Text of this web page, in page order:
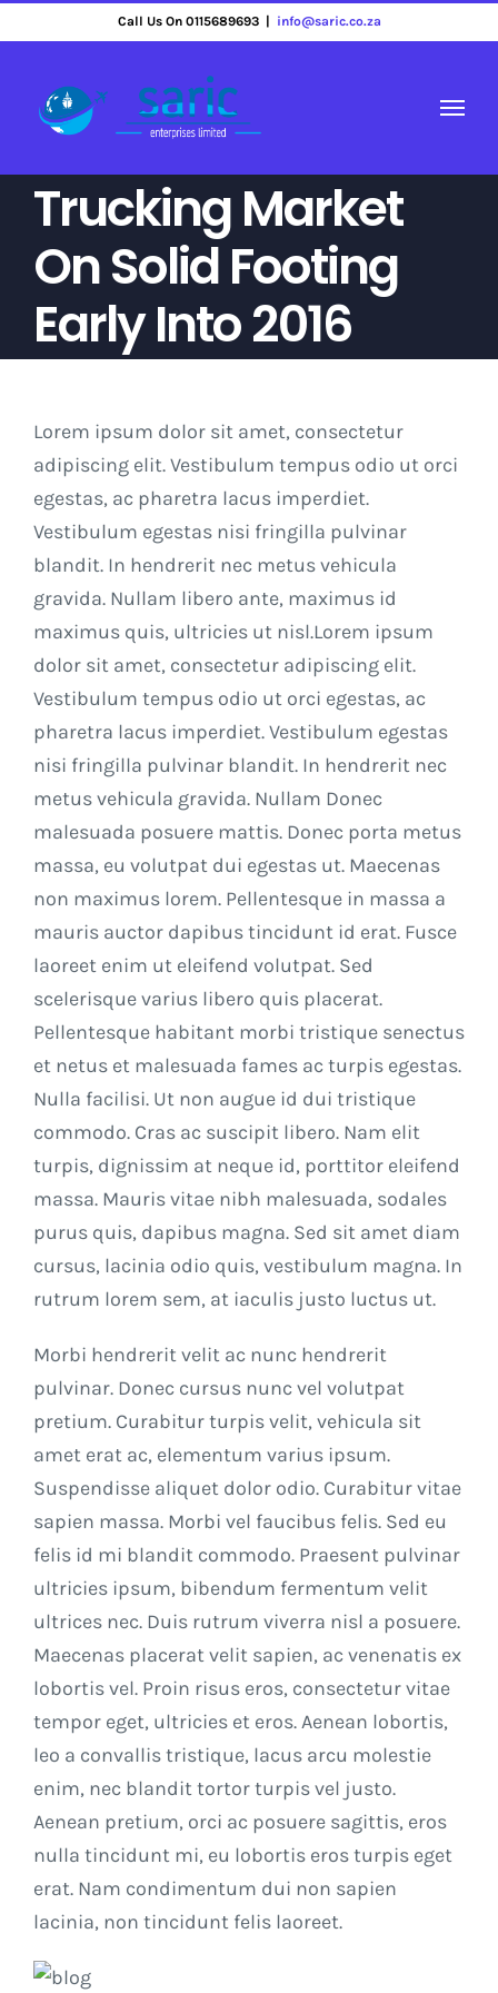
to
content
Call Us On 0115689693 info@saric.co.za
Trucking Market
On Solid Footing
Early Into 2016
Lorem ipsum dolor sit amet, consectetur
adipiscing elit. Vestibulum tempus odio ut orci
egestas, ac pharetra lacus imperdiet.
Vestibulum egestas nisi fringilla pulvinar
blandit. In hendrerit nec metus vehicula
gravida. Nullam libero ante, maximus id
maximus quis, ultricies ut nisl.Lorem ipsum
dolor sit amet, consectetur adipiscing elit.
Vestibulum tempus odio ut orci egestas, ac
pharetra lacus imperdiet. Vestibulum egestas
nisi fringilla pulvinar blandit. In hendrerit nec
metus vehicula gravida. Nullam Donec
malesuada posuere mattis. Donec porta metus
massa, eu volutpat dui egestas ut. Maecenas
non maximus lorem. Pellentesque in massa a
mauris auctor dapibus tincidunt id erat. Fusce
laoreet enim ut eleifend volutpat. Sed
scelerisque varius libero quis placerat.
Pellentesque habitant morbi tristique senectus
et netus et malesuada fames ac turpis egestas.
Nulla facilisi. Ut non augue id dui tristique
commodo. Cras ac suscipit libero. Nam elit
turpis, dignissim at neque id, porttitor eleifend
massa. Mauris vitae nibh malesuada, sodales
purus quis, dapibus magna. Sed sit amet diam
cursus, lacinia odio quis, vestibulum magna. In
rutrum lorem sem, at iaculis justo luctus ut.
Morbi hendrerit velit ac nunc hendrerit
pulvinar. Donec cursus nunc vel volutpat
pretium. Curabitur turpis velit, vehicula sit
amet erat ac, elementum varius ipsum.
Suspendisse aliquet dolor odio. Curabitur vitae
sapien massa. Morbi vel faucibus felis. Sed eu
felis id mi blandit commodo. Praesent pulvinar
ultricies ipsum, bibendum fermentum velit
ultrices nec. Duis rutrum viverra nisl a posuere.
Maecenas placerat velit sapien, ac venenatis ex
lobortis vel. Proin risus eros, consectetur vitae
tempor eget, ultricies et eros. Aenean lobortis,
leo a convallis tristique, lacus arcu molestie
enim, nec blandit tortor turpis vel justo.
Aenean pretium, orci ac posuere sagittis, eros
nulla tincidunt mi, eu lobortis eros turpis eget
erat. Nam condimentum dui non sapien
lacinia, non tincidunt felis laoreet.